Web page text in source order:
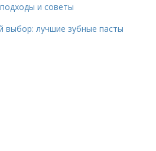
и советы
выбор: лучшие зубные пасты